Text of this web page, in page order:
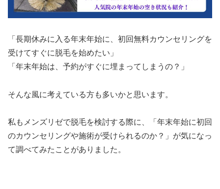
「長期休みに入る年末年始に、初回無料カウンセリングを
受けてすぐに脱毛を始めたい」
「年末年始は、予約がすぐに埋まってしまうの？」
そんな風に考えている方も多いかと思います。
私もメンズリゼで脱毛を検討する際に、「年末年始に初回
のカウンセリングや施術が受けられるのか？」が気になっ
て調べてみたことがありました。